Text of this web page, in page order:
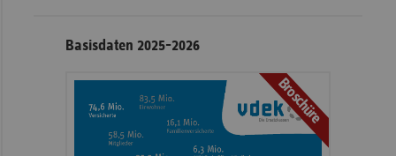
Basisdaten 2025-2026
Broschüre